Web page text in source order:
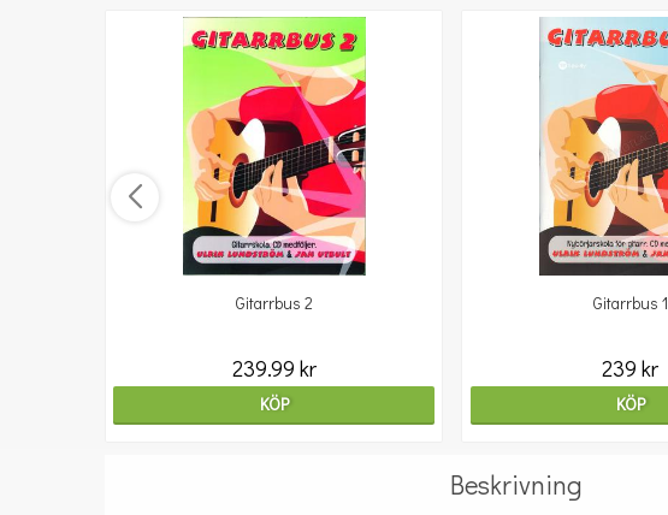
Gitarrbus 2
239.99 kr
KÖP
Gitarrbus 1
239 kr
KÖP
Beskrivning